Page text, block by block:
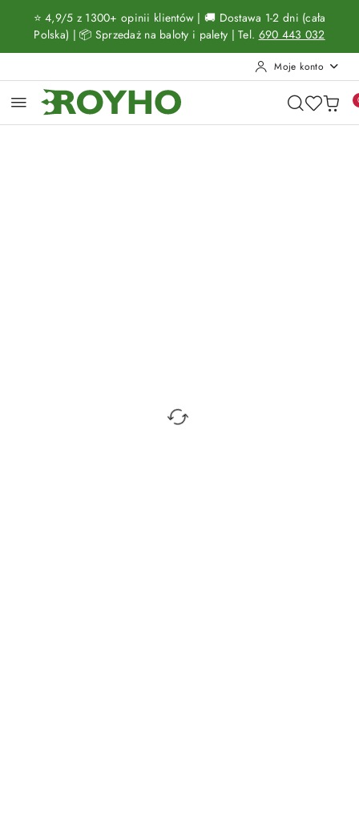
Przejdź do treści głównej
Przejdź do wyszukiwarki
Przejdź do moje konto
Przejdź do menu głównego
Przejdź do opisu produktu
Przejdź do stopki
⭐ 4,9/5 z 1300+ opinii klientów | 🚚 Dostawa 1-2 dni (cała
Polska) | 📦 Sprzedaż na baloty i palety | Tel. 690 443 032
Moje konto